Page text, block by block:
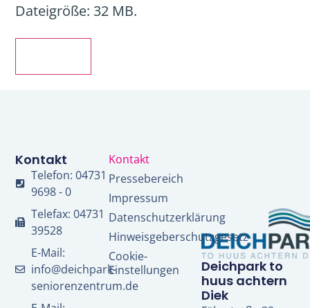
Dateigröße: 32 MB.
Deichpark to
huus achtern
Diek
Kontakt
Telefon: 04731
9698 - 0
Telefax: 04731
39528
E-Mail:
info@deichpark-
seniorenzentrum.de
Kontakt
Pressebereich
Impressum
Datenschutzerklärung
Hinweisgeberschutzgesetz
Cookie-
Einstellungen